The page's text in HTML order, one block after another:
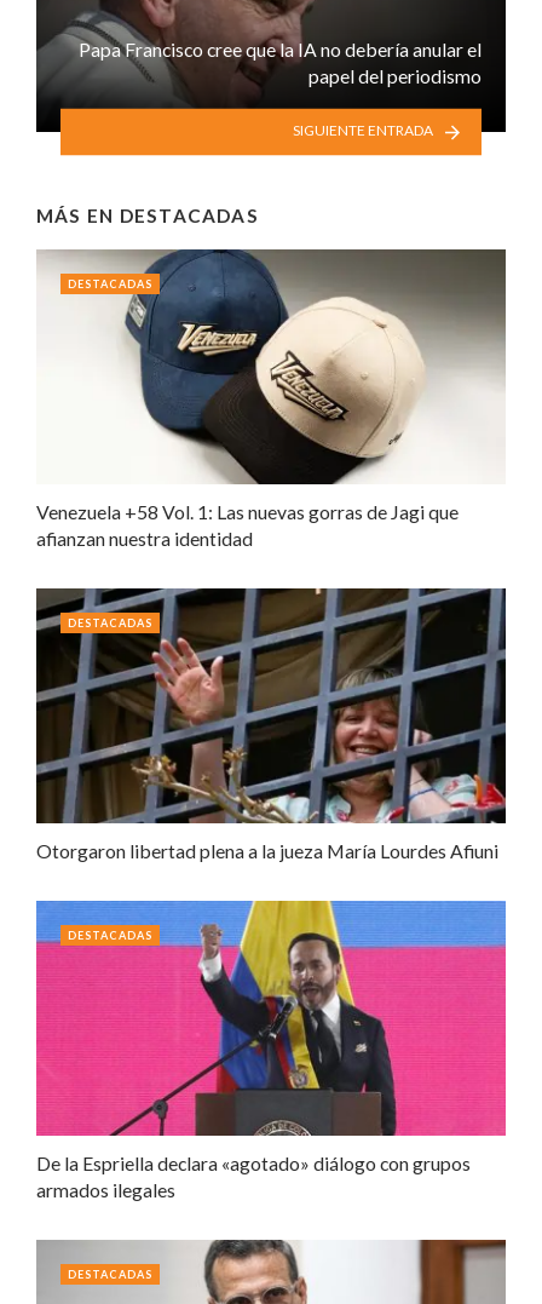
Papa Francisco cree que la IA no debería anular el
papel del periodismo
SIGUIENTE ENTRADA
MÁS EN DESTACADAS
Venezuela +58 Vol. 1: Las nuevas gorras de Jagi que
afianzan nuestra identidad
DESTACADAS
Otorgaron libertad plena a la jueza María Lourdes Afiuni
DESTACADAS
De la Espriella declara «agotado» diálogo con grupos
armados ilegales
DESTACADAS
DESTACADAS